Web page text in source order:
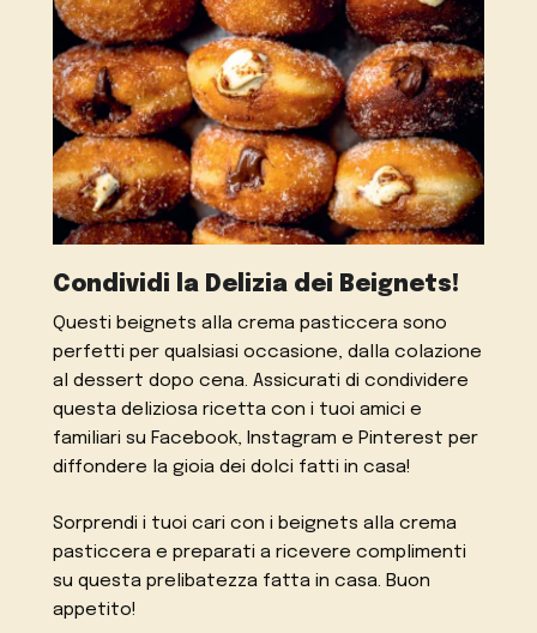
Condividi la Delizia dei Beignets!
Questi beignets alla crema pasticcera sono
perfetti per qualsiasi occasione, dalla colazione
al dessert dopo cena. Assicurati di condividere
questa deliziosa ricetta con i tuoi amici e
familiari su Facebook, Instagram e Pinterest per
diffondere la gioia dei dolci fatti in casa!
Sorprendi i tuoi cari con i beignets alla crema
pasticcera e preparati a ricevere complimenti
su questa prelibatezza fatta in casa. Buon
appetito!